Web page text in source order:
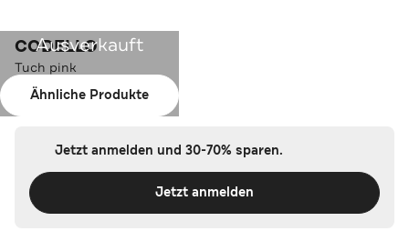
Ausverkauft
Ähnliche Produkte
CODELLO
Tuch pink
Farbe:pink
Jetzt anmelden und 30-70% sparen.
Jetzt anmelden